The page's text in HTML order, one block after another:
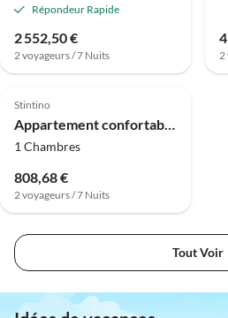
Répondeur Rapide
2 552,50 €
2 voyageurs / 7 Nuits 2
Stintino
Appartement confortable près de Stintino
1 Chambres
808,68 €
2 voyageurs / 7 Nuits
Tout Voir